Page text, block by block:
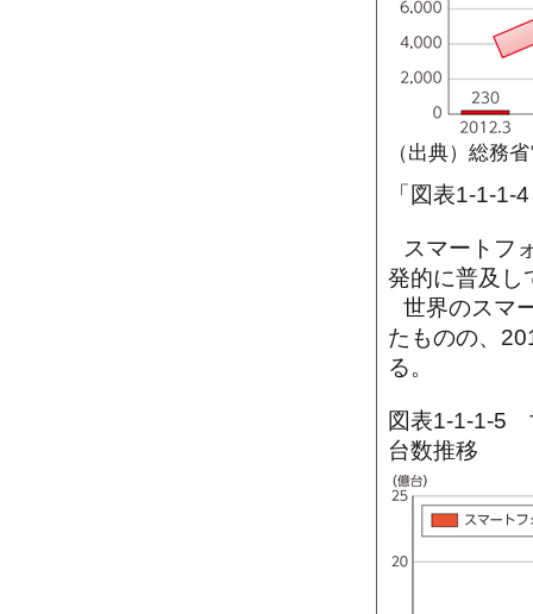
（出典）総務
「図表1-1-
スマートフ
発的に普及し
世界のスマ
たものの、
る。
図表1-1-1-5
台数推移